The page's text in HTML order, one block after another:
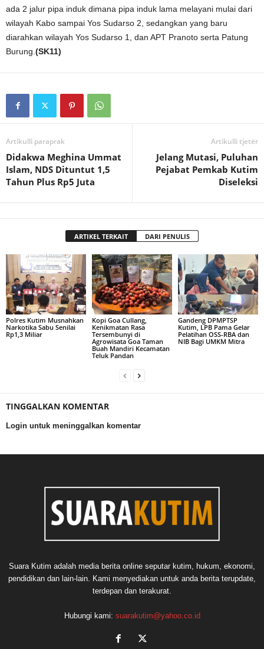
ada 2 jalur pipa induk dimana pipa induk lama melayani mulai dari
wilayah Kabo sampai Yos Sudarso 2, sedangkan yang baru
diarahkan wilayah Yos Sudarso 1, dan APT Pranoto serta Patung
Burung. (SK11)
Artikulli paraprak
Didakwa Meghina Ummat
Islam, NDS Dituntut 1,5
Tahun Plus Rp5 Juta
Artikulli tjetër
Jelang Mutasi, Puluhan
Pejabat Pemkab Kutim
Diseleksi
ARTIKEL TERKAIT DARI PENULIS
Polres Kutim Musnahkan
Narkotika Sabu Senilai
Rp1,3 Miliar
Kopi Goa Cullang,
Kenikmatan Rasa
Tersembunyi di
Agrowisata Goa Taman
Buah Mandiri Kecamatan
Teluk Pandan
Gandeng DPMPTSP
Kutim, LPB Pama Gelar
Pelatihan OSS-RBA dan
NIB Bagi UMKM Mitra
TINGGALKAN KOMENTAR
Login untuk meninggalkan komentar
Suara Kutim adalah media berita online seputar kutim, hukum, ekonomi,
pendidikan dan lain-lain. Kami menyediakan untuk anda berita terupdate,
terdepan dan terakurat.
Hubungi kami: suarakutim@yahoo.co.id